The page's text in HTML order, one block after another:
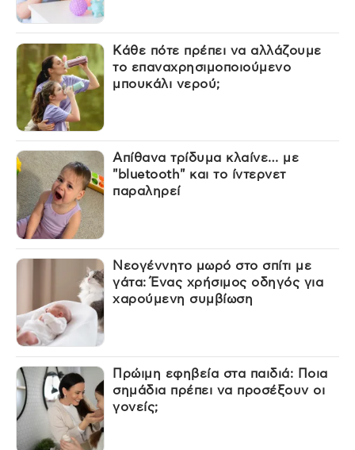
Κάθε πότε πρέπει να αλλάζουμε
το επαναχρησιμοποιούμενο
μπουκάλι νερού;
Απίθανα τρίδυμα κλαίνε… με
"bluetooth" και το ίντερνετ
παραληρεί
Νεογέννητο μωρό στο σπίτι με
γάτα: Ένας χρήσιμος οδηγός για
χαρούμενη συμβίωση
Πρώιμη εφηβεία στα παιδιά: Ποια
σημάδια πρέπει να προσέξουν οι
γονείς;